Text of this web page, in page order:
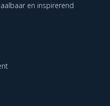
en inspirerend